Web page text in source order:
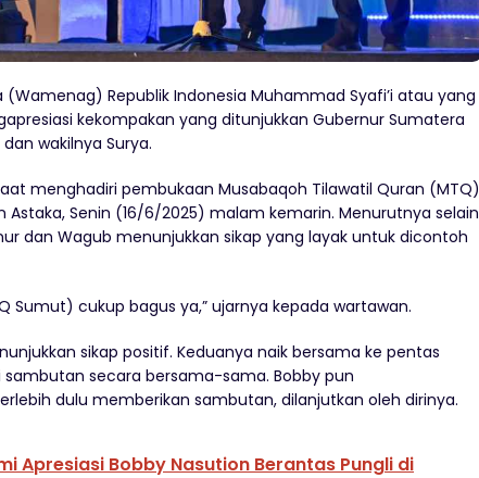
(Wamenag) Republik Indonesia Muhammad Syafi’i atau yang
kekompakan yang ditunjukkan Gubernur Sumatera
wakilnya Surya.
menghadiri pembukaan Musabaqoh Tilawatil Quran (MTQ)
Astaka, Senin (16/6/2025) malam kemarin. Menurutnya selain
dan Wagub menunjukkan sikap yang layak untuk dicontoh
Sumut) cukup bagus ya,” ujarnya kepada wartawan.
sikap positif. Keduanya naik bersama ke pentas
secara bersama-sama. Bobby pun
dulu memberikan sambutan, dilanjutkan oleh dirinya.
Apresiasi Bobby Nasution Berantas Pungli di